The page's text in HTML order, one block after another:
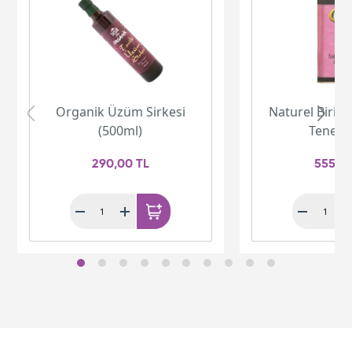
Organik Üzüm Sirkesi
(500ml)
290,00 TL
Naturel